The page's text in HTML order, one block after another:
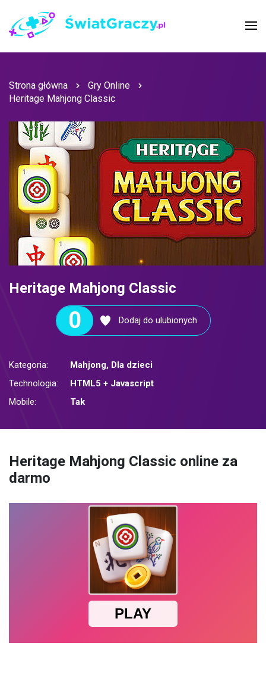
Strona główna
Gry Online
Heritage Mahjong Classic
Heritage Mahjong Classic
0 Dodaj do ulubionych
Kategoria: Mahjong, Dla dzieci
Technologia:
HTML5 + Javascript
Mobile:
Tak
Heritage Mahjong Classic online za
darmo